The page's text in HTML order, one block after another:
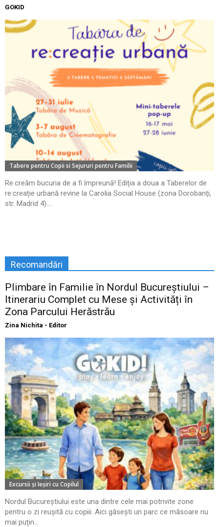
GOKID
Tabere pentru Copii si Sejururi pentru Familii
Re:creăm bucuria de a fi împreună! Ediția a doua a Taberelor de
re:creație urbană revine la Carolia Social House (zona Dorobanți,
str. Madrid 4)....
Recomandări
Plimbare în Familie în Nordul Bucureștiului –
Itinerariu Complet cu Mese și Activități în
Zona Parcului Herăstrău
Zina Nichita - Editor
Excursii şi Ieşiri cu Copilul
Nordul Bucureștiului este una dintre cele mai potrivite zone
pentru o zi reușită cu copiii. Aici găsești un parc ce măsoare nu
mai puțin...